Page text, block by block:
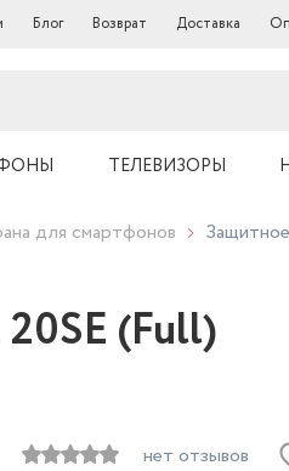
Блог Возврат Доставка
ТЕЛЕВИЗОРЫ
для смартфонов
(Full)
нет отзывов